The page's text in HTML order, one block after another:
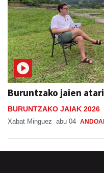
Buruntzako jaien
BURUNTZAKO JAIAK 2026
Xabat Minguez abu 04